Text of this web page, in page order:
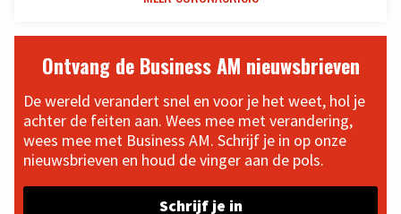
Ontvang de Business AM nieuwsbrieven
De wereld verandert snel en voor je het weet, hol je
achter de feiten aan. Wees mee met verandering,
wees mee met Business AM. Schrijf je in op onze
nieuwsbrieven en houd de vinger aan de pols.
Schrijf je in